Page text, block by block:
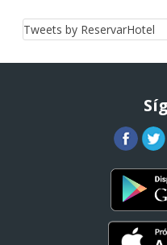
Tweets by ReservarHotel